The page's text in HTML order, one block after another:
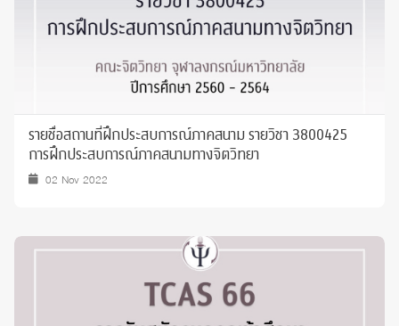
รายชื่อสถานที่ฝึกประสบการณ์ภาคสนาม รายวิชา 3800425
การฝึกประสบการณ์ภาคสนามทางจิตวิทยา
02 Nov 2022